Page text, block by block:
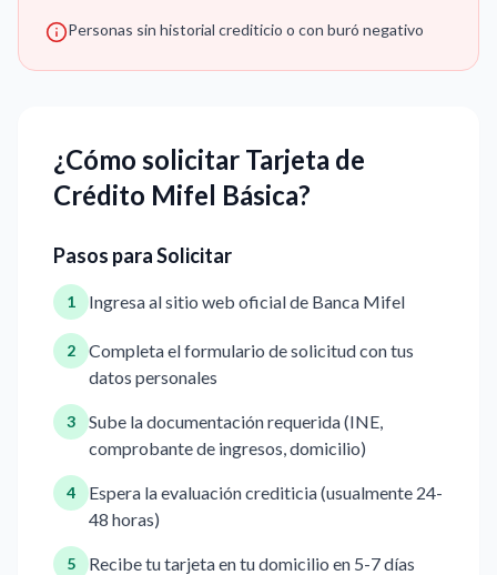
Personas sin historial crediticio o con buró negativo
¿Cómo solicitar Tarjeta de
Crédito Mifel Básica?
Pasos para Solicitar
1 Ingresa al sitio web oficial de Banca Mifel
2
Completa el formulario de solicitud con tus
datos personales
3
Sube la documentación requerida (INE,
comprobante de ingresos, domicilio)
4
Espera la evaluación crediticia (usualmente 24-
48 horas)
5 Recibe tu tarjeta en tu domicilio en 5-7 días